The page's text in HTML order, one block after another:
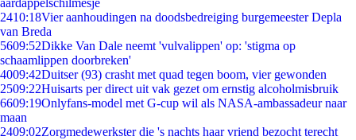
aardappelschilmesje
2410:18Vier aanhoudingen na doodsbedreiging burgemeester Depla
van Breda
5609:52Dikke Van Dale neemt 'vulvalippen' op: 'stigma op
schaamlippen doorbreken'
4009:42Duitser (93) crasht met quad tegen boom, vier gewonden
2509:22Huisarts per direct uit vak gezet om ernstig alcoholmisbruik
6609:19Onlyfans-model met G-cup wil als NASA-ambassadeur naar
maan
2409:02Zorgmedewerkster die 's nachts haar vriend bezocht terecht